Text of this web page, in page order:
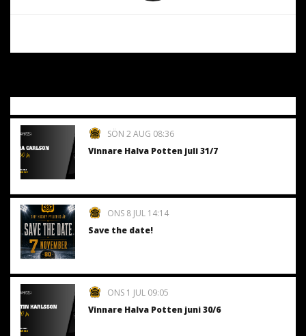
SÖN 2 AUG 08:36
Vinnare Halva Potten juli 31/7
ONS 8 JUL 14:14
Save the date!
ONS 1 JUL 09:05
Vinnare Halva Potten juni 30/6